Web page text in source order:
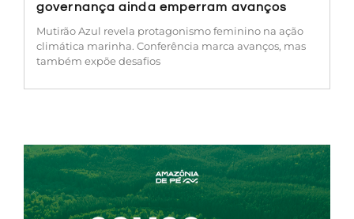
governança ainda emperram avanços
Mutirão Azul revela protagonismo feminino na ação
climática marinha. Conferência marca avanços, mas
também expõe desafios